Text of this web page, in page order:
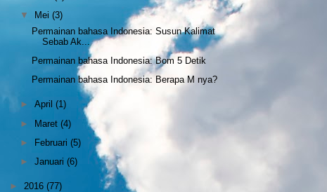
▼
Mei(3)
Permainan bahasa Indonesia: Susun Kalimat
Sebab Ak...
Permainan bahasa Indonesia: Bom 5 Detik
Permainan bahasa Indonesia: Berapa M nya?
►April(1)
► Maret(4)
►
Februari(5)
►Januari(6)
► 2016 (77)